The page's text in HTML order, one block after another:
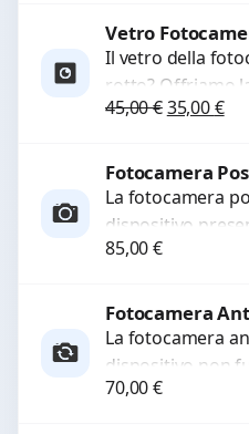
qualità...
Vetro
Il vetro della
rotto? Offriamo
ricambi di alta
45,00€Il prezzo
35,00€Il
Fotocamera
La fotocamera
dispositivo
Interveniamo
funzionante,...
85,00€
Fotocamera
La fotocamera
dispositivo non
sostituiamo
70,00€